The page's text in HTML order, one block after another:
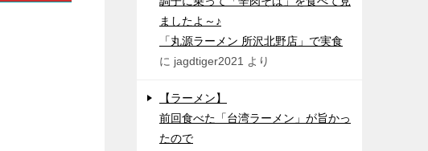
ましたよ～♪
「丸源ラーメン 所沢北野店」で実食
に jagdtiger2021 より
【ラーメン】
前回食べた「台湾ラーメン」が旨かっ
たので